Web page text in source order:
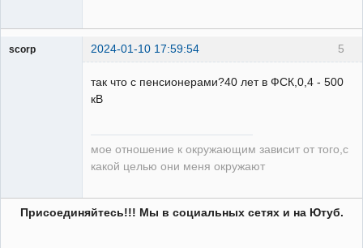
5
scorp 2024-01-10 17:59:54
так что с пенсионерами?40 лет в ФСК,0,4 - 500
кВ
мое отношение к окружающим зависит от того,с
какой целью они меня окружают
Присоединяйтесь!!! Мы в социальных сетях и на Ютуб.